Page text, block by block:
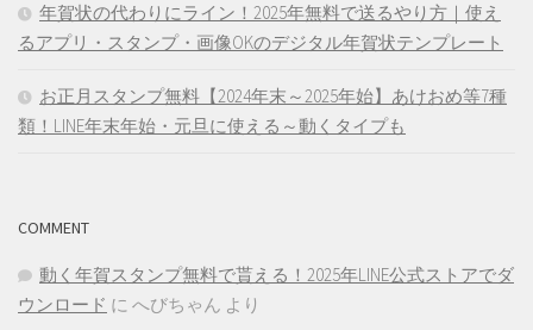
年賀状の代わりにライン！2025年無料で送るやり方｜使え
るアプリ・スタンプ・画像OKのデジタル年賀状テンプレート
お正月スタンプ無料【2024年末～2025年始】あけおめ等7種
類！LINE年末年始・元旦に使える～動くタイプも
COMMENT
動く年賀スタンプ無料で貰える！2025年LINE公式ストアでダ
ウンロード に へびちゃん より